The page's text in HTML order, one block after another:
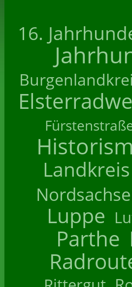
16.
Luppe
Parthe